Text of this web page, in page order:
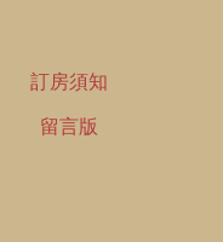
訂房須知
留言版